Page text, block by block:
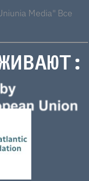
Media" Все